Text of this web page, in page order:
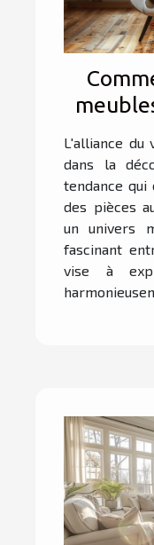
L'alliance du
dans la
tendance qui
des pièces
un univers
fascinant
vise à